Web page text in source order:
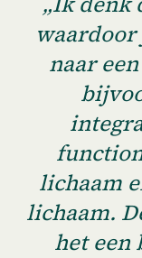
waardoor
naar
lichaam
lichaam.
het een